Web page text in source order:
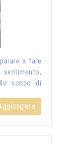
a fare
scopo di